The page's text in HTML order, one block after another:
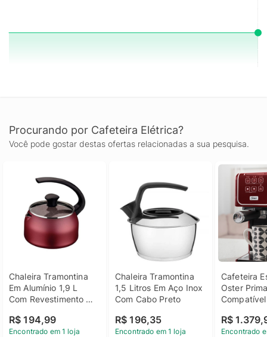
Procurando por Cafeteira Elétrica?
Você pode gostar destas ofertas relacionadas a sua pesquisa.
Chaleira Tramontina
Em Alumínio 1,9 L
Com Revestimento
R$ 194,99
Encontrado em 1 loja
Chaleira Tramontina
1,5 Litros Em Aço Inox
Com Cabo Preto
R$ 196,35
Encontrado em 1 loja
Cafeteira
Oster
Vermelho
R$
Encontrado